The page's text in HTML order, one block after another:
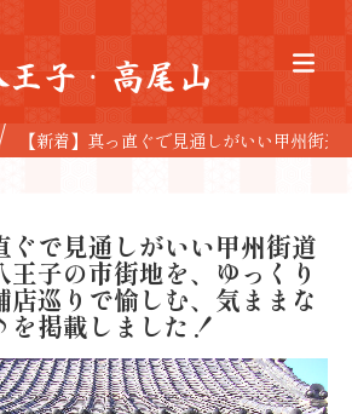
王子・高尾山
【新着】真っ直ぐで見通しがいい甲州街
ぐで見通しがいい甲州街道
子の市街地を、ゆっくり
店巡りで愉しむ、気ままな
掲載しました！